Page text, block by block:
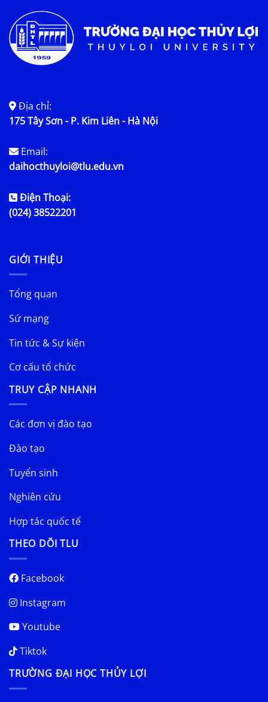
Địa chỉ:
175 Tây Sơn - P. Kim Liên - Hà Nội
Email:
daihocthuyloi@tlu.edu.vn
Điện Thoại:
(024) 38522201
GIỚI THIỆU
Tổng quan
Sứ mạng
Tin tức & Sự kiện
Cơ cấu tổ chức
TRUY CẬP NHANH
Các đơn vị đào tạo
Đào tạo
Tuyển sinh
Nghiên cứu
Hợp tác quốc tế
THEO DÕI TLU
Facebook
Instagram
Youtube
Tiktok
TRƯỜNG ĐẠI HỌC THỦY LỢI